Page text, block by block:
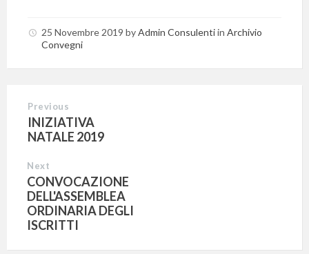
25 Novembre 2019 byAdmin Consulentiin Archivio
Convegni
Previous
INIZIATIVA
NATALE 2019
Next
CONVOCAZIONE
DELL'ASSEMBLEA
ORDINARIA DEGLI
ISCRITTI